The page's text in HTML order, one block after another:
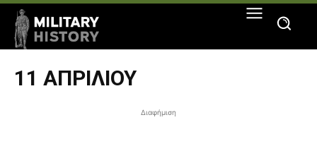
11 ΑΠΡΙΛΊΟΥ
Διαφήμιση